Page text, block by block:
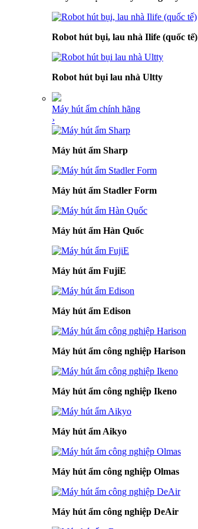
Robot hút bụi, lau nhà Ilife (quốc tế)
Robot hút bụi lau nhà Ultty
Máy hút ẩm chính hãng
›
Máy hút ẩm Sharp
Máy hút ẩm Stadler Form
Máy hút ẩm Hàn Quốc
Máy hút ẩm FujiE
Máy hút ẩm Edison
Máy hút ẩm công nghiệp Harison
Máy hút ẩm công nghiệp Ikeno
Máy hút ẩm Aikyo
Máy hút ẩm công nghiệp Olmas
Máy hút ẩm công nghiệp DeAir